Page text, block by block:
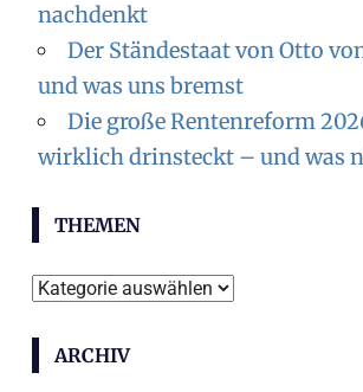
nachdenkt
Der Ständestaat von Otto
und was uns bremst
Die große Rentenreform
wirklich drinsteckt – und was
THEMEN
Themen
ARCHIV